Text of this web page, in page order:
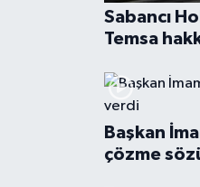
Sabancı
Temsa
Başkan
çözme